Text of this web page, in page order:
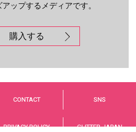
ップするメディアです。
購入する
CONTACT SNS
PRIVACY POLICY GLITTER JAPAN